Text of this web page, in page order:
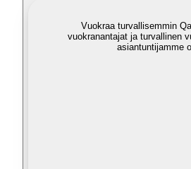
Vuokraa turvallisemmin
vuokranantajat ja turvallinen
asiantuntijamme